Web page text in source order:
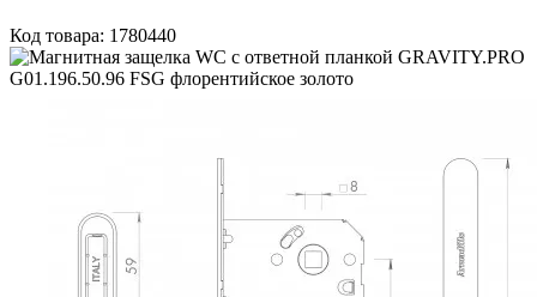
Код товара: 1780440